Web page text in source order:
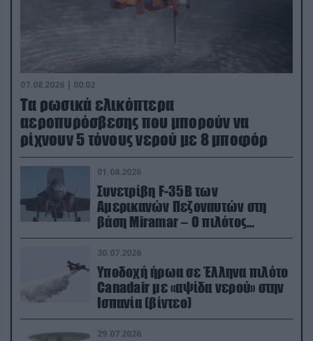
07.08.2026 | 00:02
Τα ρωσικά ελικόπτερα
αεροπυρόσβεσης που μπορούν να
ρίχνουν 5 τόνους νερού με 8 μποφόρ
01.08.2026
Συνετρίβη F-35B των
Αμερικανών Πεζοναυτών στη
βάση Miramar – Ο πιλότος
εκτινάχθηκε εγκαίρως
30.07.2026
Υποδοχή ήρωα σε Έλληνα πιλότο
Canadair με «αψίδα νερού» στην
Ισπανία (βίντεο)
29.07.2026